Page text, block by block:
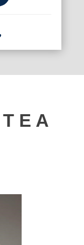
E A